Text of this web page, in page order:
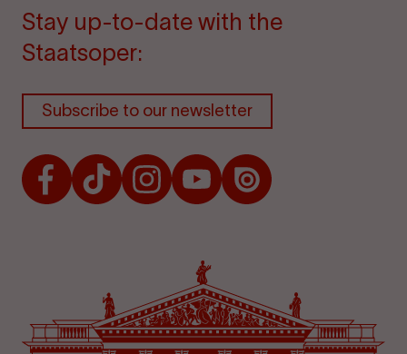
Stay up-to-date with the
Staatsoper:
Subscribe to our newsletter
FacebookTikTokInstagramYoutubeIssuu